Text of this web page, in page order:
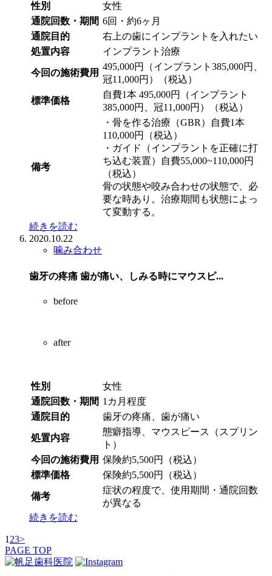
性別
女性
通院回数・期間 6回・約6ヶ月
通院目的
右上の歯にインプラントを入れたい
処置内容
インプラント治療
今回の施術費用
495,000円（インプラント385,000円、
冠11,000円）（税込）
標準価格
自費1本 495,000円（インプラント
385,000円、冠11,000円）（税込）
備考
・骨を作る治療（GBR）自費1本
110,000円（税込）
・ガイド（インプラントを正確に打
ち込む装置）自費55,000~110,000円
（税込）
骨の状態や咬み合わせの状態で、必
要な時あり。治療期間も状態によっ
て変動する。
続きを読む
2020.10.22
噛み合わせ
歯牙の疼痛 歯が痛い、しみる時にマウスピ...
before
after
性別
女性
通院回数・期間 1カ月程度
通院目的
歯牙の疼痛、歯が痛い
処置内容
態癖指導、マウスピース（スプリン
ト）
今回の施術費用 保険約5,500円（税込）
標準価格
保険約5,500円（税込）
備考
症状の程度で、使用期間・通院回数
が異なる
続きを読む
1 23>
PAGE TOP